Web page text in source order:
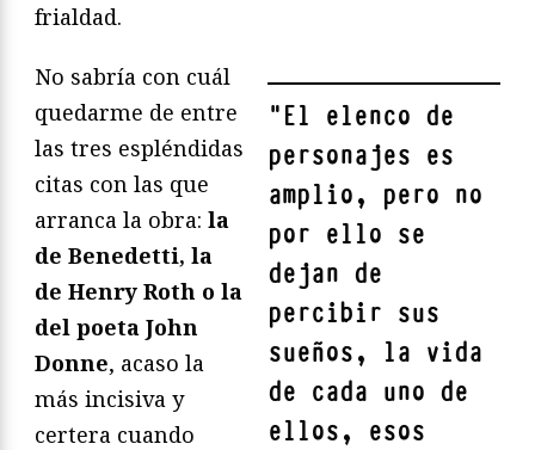
frialdad.
"El elenco de
personajes es
amplio, pero no
por ello se
dejan de
percibir sus
sueños, la vida
de cada uno de
ellos, esos
No sabría con cuál
quedarme de entre
las tres espléndidas
citas con las que
arranca la obra: la
de Benedetti, la
de Henry Roth o la
del poeta John
Donne, acaso la
más incisiva y
certera cuando